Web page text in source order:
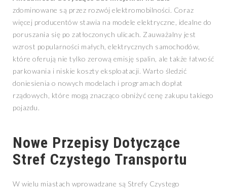
zdominowane są przez rozwój elektromobilności. Coraz
więcej producentów stawia na modele elektryczne, idealne do
poruszania się po zatłoczonych ulicach. Zauważalny jest
wzrost popularności małych, elektrycznych samochodów,
które oferują nie tylko zerową emisję spalin, ale także łatwość
parkowania i niskie koszty eksploatacji. Warto śledzić
doniesienia o nowych modelach i programach dopłat
rządowych, które mogą znacząco obniżyć cenę zakupu takiego
pojazdu.
Nowe Przepisy Dotyczące
Stref Czystego Transportu
W wielu miastach wprowadzane są Strefy Czystego